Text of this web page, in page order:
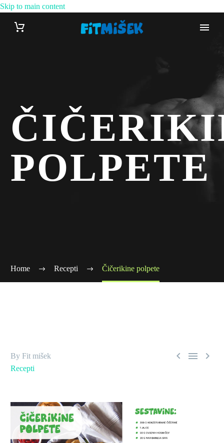
Skip to main content
POLPETE
Home Recepti Čičerikine polpete
  
By Fit mišek
Recepti